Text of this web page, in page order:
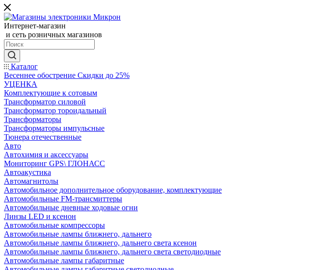
Интернет-магазин
и сеть розничных магазинов
Каталог
Весеннее обострение Скидки до 25%
УЦЕНКА
Комплектующие к сотовым
Трансформатор силовой
Трансформатор тороидальный
Трансформаторы
Трансформаторы импульсные
Тюнера отечественные
Авто
Автохимия и аксессуары
Мониторинг GPS\ ГЛОНАСС
Автоакустика
Автомагнитолы
Автомобильное дополнительное оборудование, комплектующие
Автомобильные FM-трансмиттеры
Автомобильные дневные ходовые огни
Линзы LED и ксенон
Автомобильные компрессоры
Автомобильные лампы ближнего, дальнего
Автомобильные лампы ближнего, дальнего света ксенон
Автомобильные лампы ближнего, дальнего света светодиодные
Автомобильные лампы габаритные